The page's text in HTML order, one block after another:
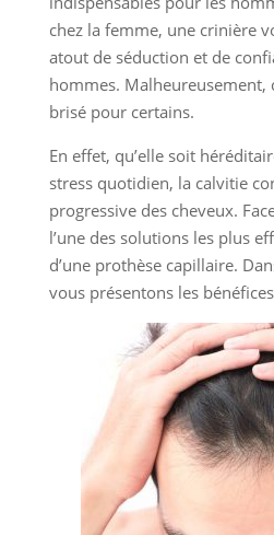
chez la femme, une crinière
atout de séduction et de
hommes. Malheureusement,
brisé pour certains.
En effet, qu’elle soit
stress quotidien, la calvitie
progressive des cheveux.
l’une des solutions les plus
d’une prothèse capillaire.
vous présentons les